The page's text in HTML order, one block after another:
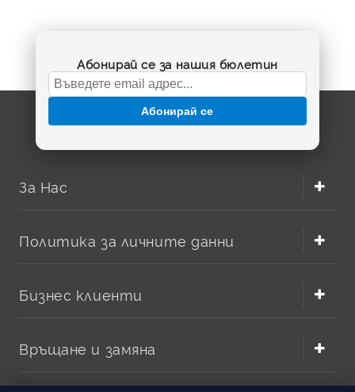
В BatteryMarket.bg ще откриете подбрани варианти на
RCR123Aбатерии от доказани марки катоNitecore
и
, включително класически модели с напрежение
3.6V/3.7V, както и удобни батерии с директно
зареждане през
Какво означава RCR123A?
RCR123Aе презареждаема литиево-йонна версия на
Абонирай се за нашия бюлетин
Абонирай се
За Нас
Политика за личните данни
Бизнес клиенти
Връщане и замяна